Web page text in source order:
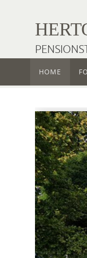
de
HOME